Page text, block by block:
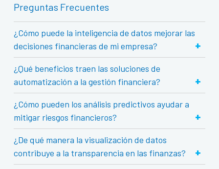
Preguntas Frecuentes
¿Cómo puede la inteligencia de datos mejorar las
decisiones financieras de mi empresa?
+
¿Qué beneficios traen las soluciones de
automatización a la gestión financiera?
+
¿Cómo pueden los análisis predictivos ayudar a
mitigar riesgos financieros?
+
¿De qué manera la visualización de datos
contribuye a la transparencia en las finanzas?
+